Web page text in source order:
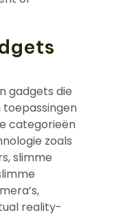
gadgets die
categorieën
zoals
slimme
reality-